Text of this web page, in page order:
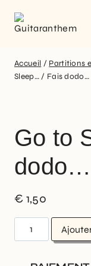
Accueil / Partitions
Sleep… / Fais dodo…
Go to
dodo…
€ 1,50